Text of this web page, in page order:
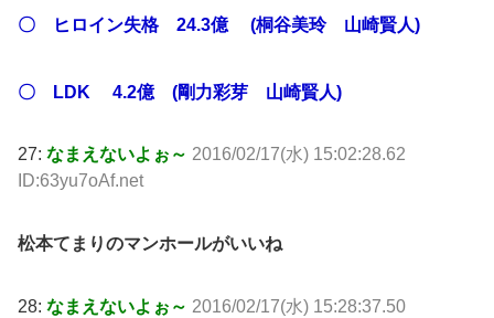
〇 ヒロイン失格 24.3億 (桐谷美玲 山崎賢人)
〇 LDK 4.2億 (剛力彩芽 山崎賢人)
27: なまえないよぉ～ 2016/02/17(水) 15:02:28.62
ID:63yu7oAf.net
松本てまりのマンホールがいいね
28: なまえないよぉ～ 2016/02/17(水) 15:28:37.50